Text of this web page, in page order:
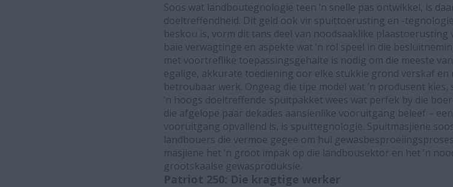
Soos wat landboutegnologie teen ’n snelle pas ontwikkel, is
doeltreffendheid. Dit geld ook vir spuittoerusting en -
beskou is, vorm dit tans deel van noodsaaklike
baie verwagtinge en aspekte wat ’n rol speel in die
met voortreflike toepassingsgehalte is nodig om die meeste
egalige, akkurate toediening oor elke stukkie grond verskaf en
betroubaar werk. Ongeag die tipe model wat ’n produsent
’n hoogs doeltreffende spuitpakket wees wat perfek by die
die afgelope paar dekades aansienlike vooruitgang beleef –
vooruitgang opvallend is, is spuittegnologie. Spuitmasjiene
landbouers die vermoë gegee om hul
masjiene het ’n groot impak op die landbousektor en het ’n
grootskaalse gewasproduksie.
Patriot 250: Die kragtige werker